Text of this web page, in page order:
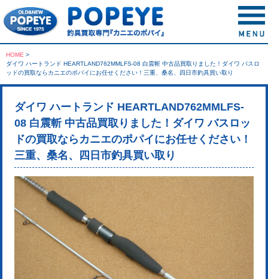
HOME >
ダイワ ハートランド HEARTLAND762MMLFS-08 白震斬 中古品買取りました！ダイワ バスロ
ッドの買取ならカニエのポパイにお任せください！三重、桑名、四日市釣具買い取り
ダイワ ハートランド HEARTLAND762MMLFS-
08 白震斬 中古品買取りました！ダイワ バスロッ
ドの買取ならカニエのポパイにお任せください！
三重、桑名、四日市釣具買い取り